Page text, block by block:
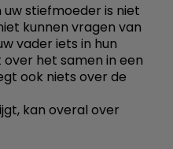
stiefmoeder is niet
kunnen vragen van
vader iets in hun
het samen in een
ook niets over de
kan overal over